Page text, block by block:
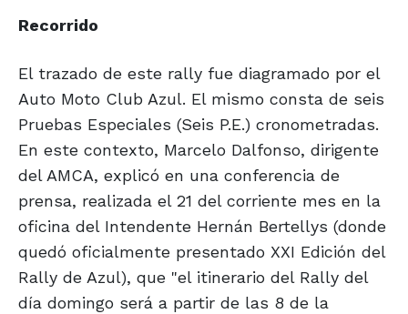
Recorrido
El trazado de este rally fue diagramado por el
Auto Moto Club Azul. El mismo consta de seis
Pruebas Especiales (Seis P.E.) cronometradas.
En este contexto, Marcelo Dalfonso, dirigente
del AMCA, explicó en una conferencia de
prensa, realizada el 21 del corriente mes en la
oficina del Intendente Hernán Bertellys (donde
quedó oficialmente presentado XXI Edición del
Rally de Azul), que "el itinerario del Rally del
día domingo será a partir de las 8 de la